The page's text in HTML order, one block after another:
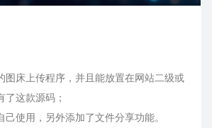
图床上传程序，并且能放置在网站二级或
这款源码；
使用，另外添加了文件分享功能。